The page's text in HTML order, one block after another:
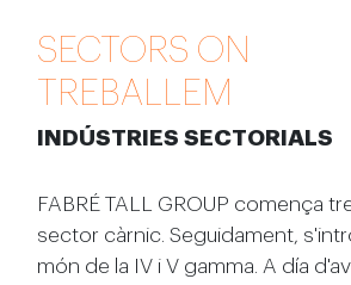
SECTORS ON
TREBALLEM
INDÚSTRIES SECTORIALS
FABRÉ TALL GROUP comença
sector càrnic. Seguidament,
món de la IV i V gamma. A día